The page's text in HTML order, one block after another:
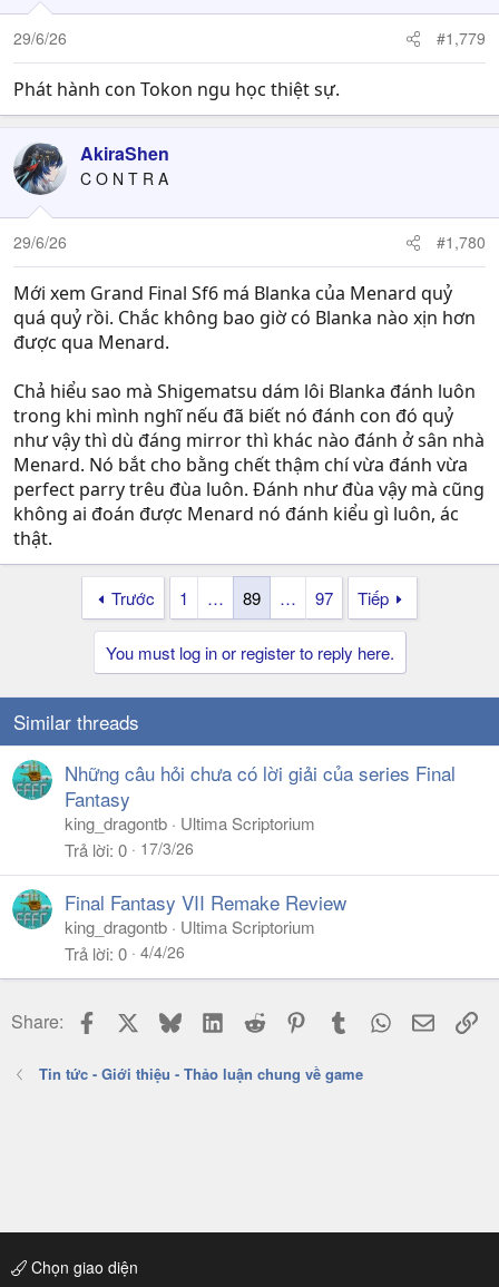
o
n
s
29/6/26 #1,779
Phát hành con Tokon ngu học thiệt sự.
AkiraShen
C O N T R A
29/6/26 #1,780
Mới xem Grand Final Sf6 má Blanka của Menard quỷ
quá quỷ rồi. Chắc không bao giờ có Blanka nào xịn hơn
được qua Menard.
Chả hiểu sao mà Shigematsu dám lôi Blanka đánh luôn
trong khi mình nghĩ nếu đã biết nó đánh con đó quỷ
như vậy thì dù đáng mirror thì khác nào đánh ở sân nhà
Menard. Nó bắt cho bằng chết thậm chí vừa đánh vừa
perfect parry trêu đùa luôn. Đánh như đùa vậy mà cũng
không ai đoán được Menard nó đánh kiểu gì luôn, ác
thật.
Trước 1 … 89 … 97 Tiếp
You must log in or register to reply here.
Similar threads
Những câu hỏi chưa có lời giải của series Final
Fantasy
king_dragontb
Ultima Scriptorium
Trả lời 0 17/3/26
Final Fantasy VII Remake Review
king_dragontb
Ultima Scriptorium
Trả lời 0 4/4/26
Share: Facebook BlueskyLinkedIn
Reddit PinterestTumblr WhatsApp
Email
Tin tức - Giới thiệu - Thảo luận chung về game
Chọn giao diện